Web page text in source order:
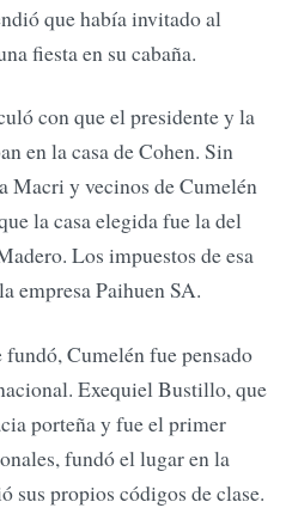
que había invitado al
fiesta en su cabaña.
con que el presidente y la
en la casa de Cohen. Sin
Macri y vecinos de Cumelén
la casa elegida fue la del
Los impuestos de esa
empresa Paihuen SA.
Cumelén fue pensado
Exequiel Bustillo, que
porteña y fue el primer
fundó el lugar en la
sus propios códigos de clase.